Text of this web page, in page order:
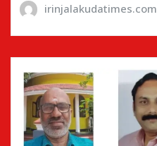
irinjalakudatimes.com